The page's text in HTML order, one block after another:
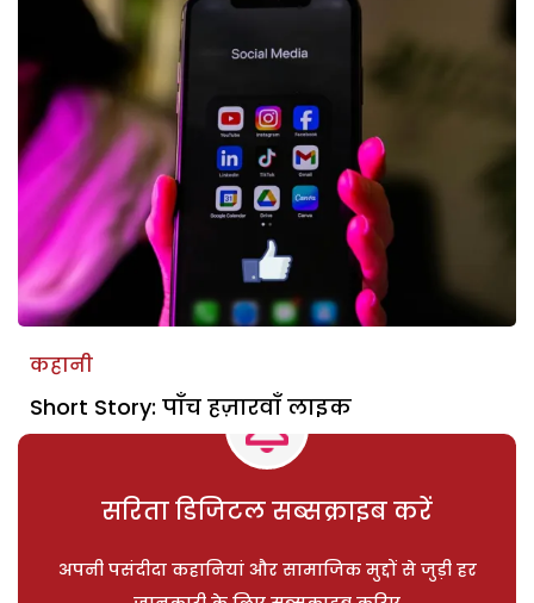
कहानी
Short Story: पाँच हज़ारवाँ लाइक
सरिता डिजिटल सब्सक्राइब करें
अपनी पसंदीदा कहानियां और सामाजिक मुद्दों से जुड़ी हर